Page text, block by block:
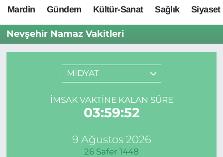
Mardin Gündem Kültür-Sanat Sağlık Siyaset
Nevşehir Namaz Vakitleri
MİDYAT
İMSAK VAKTINE KALAN SÜRE
03:59:52
9 Ağustos 2026
26 Safer 1448